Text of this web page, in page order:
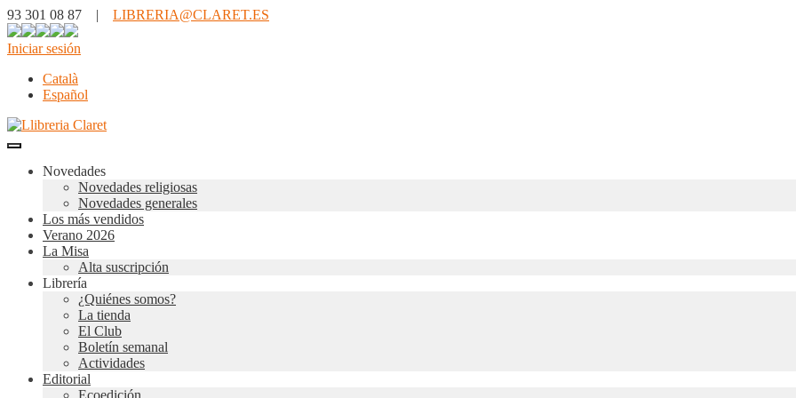
93 301 08 87 | LIBRERIA@CLARET.ES
Iniciar sesión
Català
Español
Novedades
Novedades religiosas
Novedades generales
Los más vendidos
Verano 2026
La Misa
Alta suscripción
Librería
¿Quiénes somos?
La tienda
El Club
Boletín semanal
Actividades
Editorial
Ecoedición